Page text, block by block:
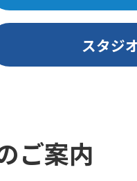
スタジ
ご案内